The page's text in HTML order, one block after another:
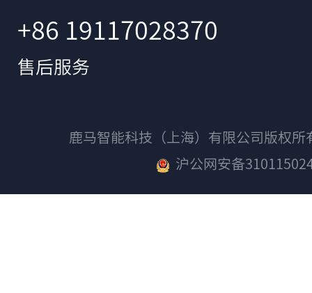
+86 19117028370
售后服务
鹿马智能科技（上海）有限公司版权
沪公网安备